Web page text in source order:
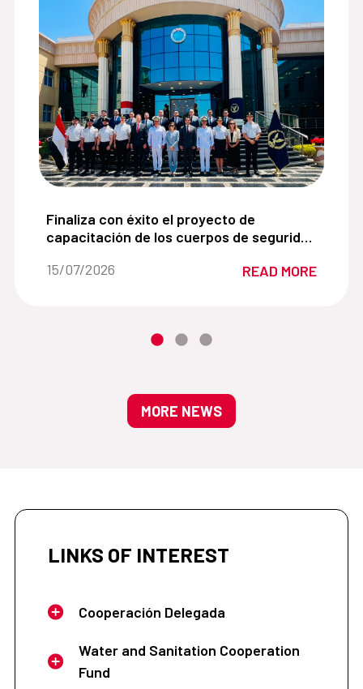
para víctimas de violencia de género de la
Finaliza con éxito el proyecto de capacitación
Finaliza con éxito el proyecto de
capacitación de los cuerpos de seguridad
Interior de España
Date of the news::
15/07/2026 READ MORE
MORE NEWS
LINKS OF INTEREST
Cooperación Delegada
Water and Sanitation Cooperation
Fund